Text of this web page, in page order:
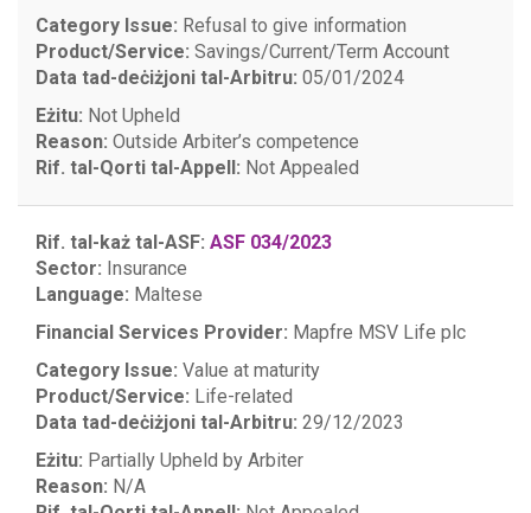
Category Issue: Refusal to give information
Product/Service: Savings/Current/Term Account
Data tad-deċiżjoni tal-Arbitru: 05/01/2024
Eżitu: Not Upheld
Reason: Outside Arbiter’s competence
Rif. tal-Qorti tal-Appell: Not Appealed
Rif. tal-każ tal-ASF: ASF 034/2023
Sector: Insurance
Language: Maltese
Financial Services Provider: Mapfre MSV Life plc
Category Issue: Value at maturity
Product/Service: Life-related
Data tad-deċiżjoni tal-Arbitru: 29/12/2023
Eżitu: Partially Upheld by Arbiter
Reason: N/A